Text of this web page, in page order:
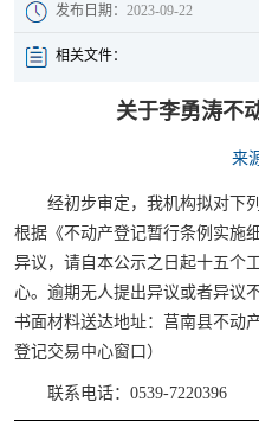
发布日期： 2023-09-22
相关文件：
关于李勇涛不
来
经初步审定，我机构拟对下
根据《不动产登记暂行条例实施
异议，请自本公示之日起十五个
心。逾期无人提出异议或者异议
书面材料送达地址：莒南县不动
登记交易中心窗口）
联系电话：0539-7220396